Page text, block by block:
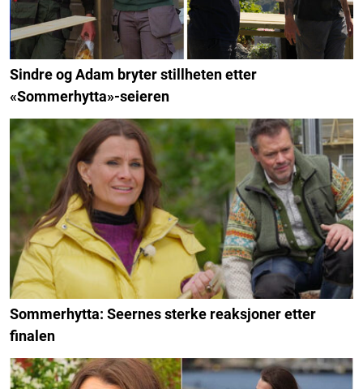
Sindre og Adam bryter stillheten etter
«Sommerhytta»-seieren
Sommerhytta: Seernes sterke reaksjoner etter
finalen